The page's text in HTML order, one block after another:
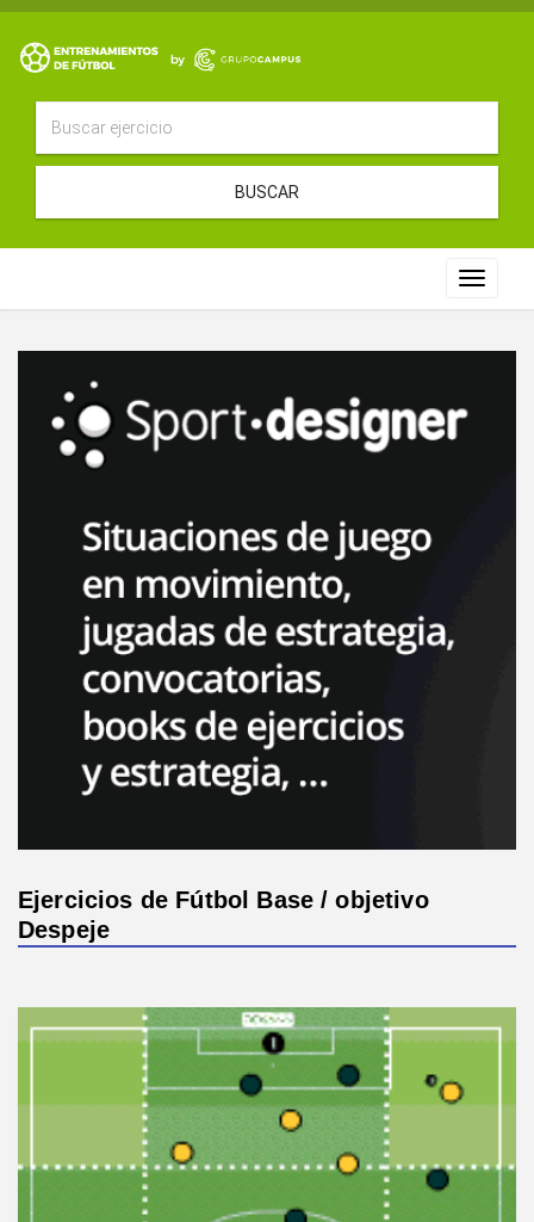
BUSCAR
Toggle
Ejercicios de Fútbol Base / objetivo
Despeje